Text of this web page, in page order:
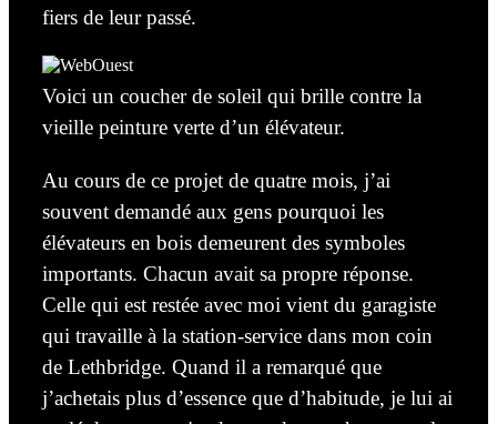
fiers de leur passé.
Voici un coucher de soleil qui brille contre la
vieille peinture verte d’un élévateur.
Au cours de ce projet de quatre mois, j’ai
souvent demandé aux gens pourquoi les
élévateurs en bois demeurent des symboles
importants. Chacun avait sa propre réponse.
Celle qui est restée avec moi vient du garagiste
qui travaille à la station-service dans mon coin
de Lethbridge. Quand il a remarqué que
j’achetais plus d’essence que d’habitude, je lui ai